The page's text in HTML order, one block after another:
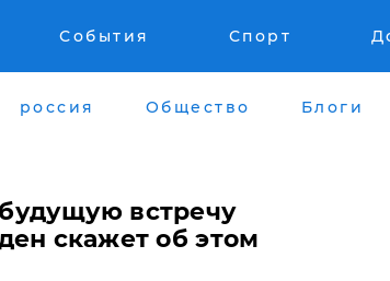
События Спорт
россия Общество Блоги
встречу
скажет об этом